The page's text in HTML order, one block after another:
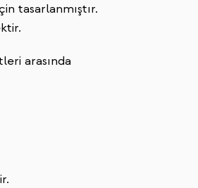
tasarlanmıştır.
arasında